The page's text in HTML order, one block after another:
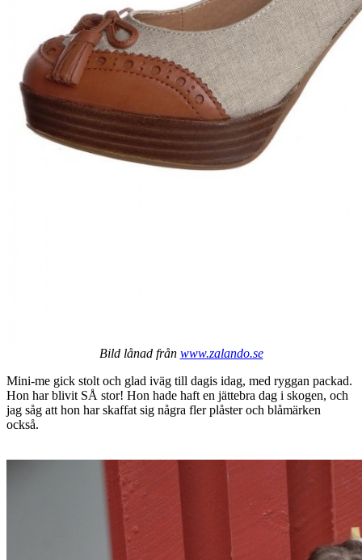
Bild lånad från www.zalando.se
Mini-me gick stolt och glad iväg till dagis idag, med ryggan packad.
Hon har blivit SÅ stor! Hon hade haft en jättebra dag i skogen, och
jag såg att hon har skaffat sig några fler plåster och blåmärken
också.